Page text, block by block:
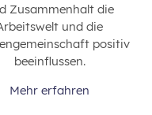
Zusammenhalt die
und die
positiv
beeinflussen.
Mehr erfahren